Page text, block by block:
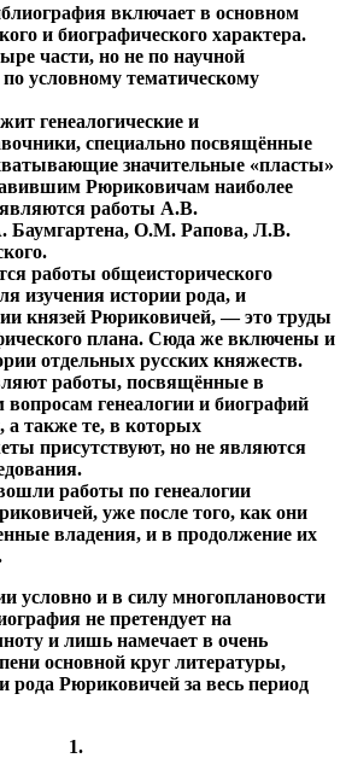
включает в основном
и биографического характера.
части, но не по научной
условному тематическому
генеалогические и
специально посвящённые
значительные «пласты»
Рюриковичам наиболее
работы А.В.
Баумгартена, О.М. Рапова, Л.В.
работы общеисторического
изучения истории рода, и
князей Рюриковичей, — это труды
плана. Сюда же включены и
отдельных русских княжеств.
работы, посвящённые в
генеалогии и биографий
а также те, в которых
присутствуют, но не являются
работы по генеалогии
уже после того, как они
владения, и в продолжение их
условно и в силу многоплановости
не претендует на
и лишь намечает в очень
основной круг литературы,
рода Рюриковичей за весь период
1.